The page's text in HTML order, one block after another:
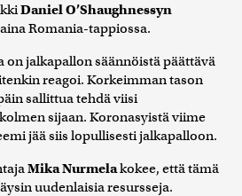
Daniel O’Shaughnessyn
Romania-tappiossa.
on jalkapallon säännöistä päättävä
reagoi. Korkeimman tason
sallittua tehdä viisi
sijaan. Koronasyistä viime
jää siis lopullisesti jalkapalloon.
Mika Nurmelakokee, että tämä
uudenlaisia resursseja.